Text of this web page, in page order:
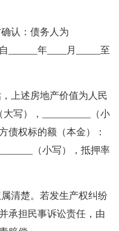
认：债务人为
______年____月_____至
上述房地产价值为人民
大写），__________（小
债权标的额（本金）：
（小写），抵押率
清楚。若发生产权纠纷
承担民事诉讼责任，由